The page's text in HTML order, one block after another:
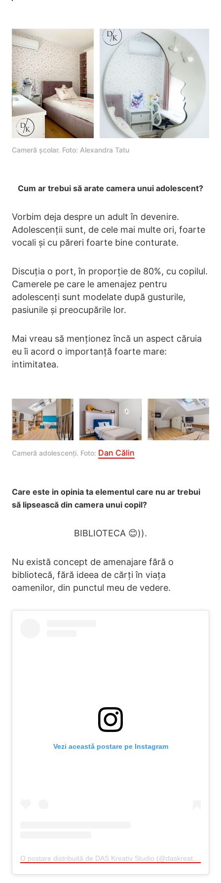
Cameră școlar. Foto: Alexandra Tatu
Cum ar trebui să arate camera unui adolescent?
Vorbim deja despre un adult în devenire.
Adolescenții sunt, de cele mai multe ori, foarte
vocali și cu păreri foarte bine conturate.
Discuția o port, în proporție de 80%, cu copilul.
Camerele pe care le amenajez pentru
adolescenți sunt modelate după gusturile,
pasiunile și preocupările lor.
Mai vreau să menționez încă un aspect căruia
eu îi acord o importanță foarte mare:
intimitatea.
Cameră adolescenți. Foto: Dan Călin
Care este in opinia ta elementul care nu ar trebui
să lipsească din camera unui copil?
BIBLIOTECA 😊)).
Nu există concept de amenajare fără o
bibliotecă, fără ideea de cărți în viața
oamenilor, din punctul meu de vedere.
Vezi această postare pe Instagram
O postare distribuită de DAS Kreativ Studio (@daskreativstudio.ro)